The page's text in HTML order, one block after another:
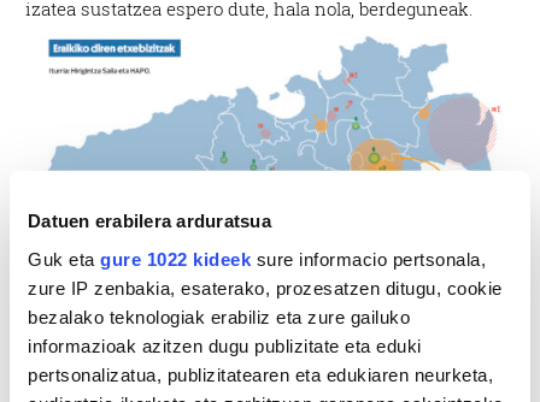
Datuen erabilera arduratsua
Guk eta gure 1022 kideek sure informacio pertsonala,
zure IP zenbakia, esaterako, prozesatzen ditugu, cookie
bezalako teknologiak erabiliz eta zure gailuko
informazioak azitzen dugu publizitate eta eduki
pertsonalizatua, publizitatearen eta edukiaren neurketa,
izatea sustatzea espero dute, hala nola, berdeguneak.